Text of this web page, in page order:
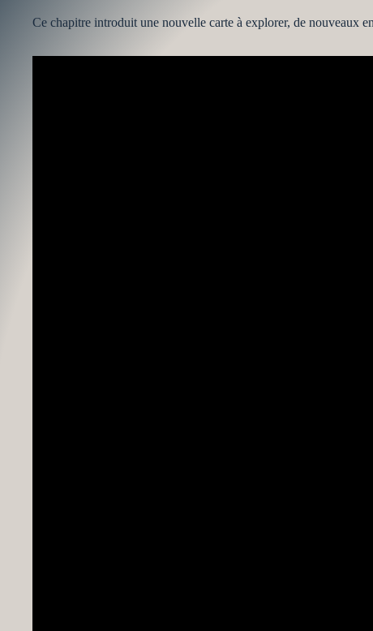
Ce chapitre introduit une nouvelle carte à explorer, de nouveaux